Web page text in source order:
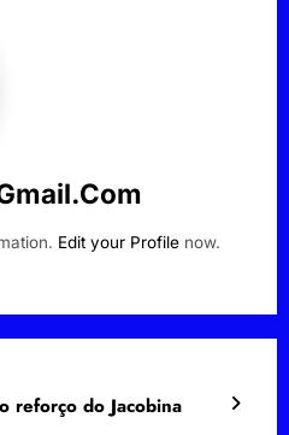
Edit your Profile now.
reforço do Jacobina